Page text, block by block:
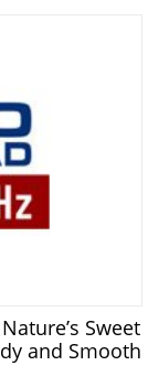
Sweet
and Smooth